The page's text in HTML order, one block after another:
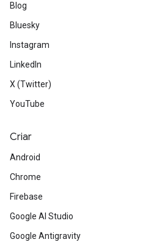
Blog
Bluesky
Instagram
LinkedIn
X (Twitter)
YouTube
Criar
Android
Chrome
Firebase
Google AI Studio
Google Antigravity